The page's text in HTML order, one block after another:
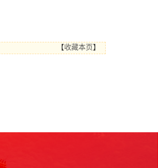
【收藏本页 】